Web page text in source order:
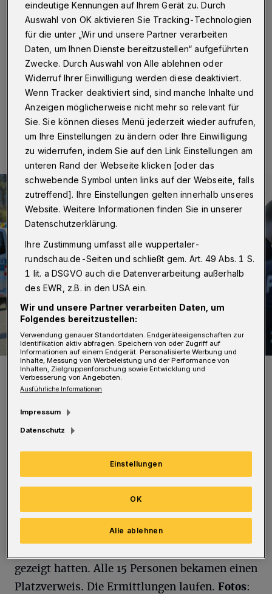
Wuppertal·Die Wuppertaler Polizei musste am
Mittwochabend (31. März 2021) auf die Wuppertaler
Nordbahntrasse ausrücken. Ein Zeuge hatte eine
Schlägerei mit etwa 15 Personen gemeldet.
01.04.2021 , 08:39 Uhr Eine Minute Lesezeit
Die Polizei sorgte rasch für Ruhe.
Foto: Christoph Petersen
Zahlreiche Einsatzkräfte fuhren daraufhin
zum Bahnhof Wichlinghausen. Sie brachten
die Lage schnell unter Kontrolle. Mehrere
Personen wurden kontrolliert und zum Teil
durchsucht. Einigen mussten Handschellen
gezeigt hatten. Alle 15 Personen bekamen einen
Platzverweis. Die Ermittlungen laufen. Fotos:
eindeutige Kennungen auf Ihrem Gerät zu. Durch
Auswahl von OK aktivieren Sie Tracking-Technologien
für die unter „Wir und unsere Partner verarbeiten
Daten, um Ihnen Dienste bereitzustellen“ aufgeführten
Zwecke. Durch Auswahl von Alle ablehnen oder
Widerruf Ihrer Einwilligung werden diese deaktiviert.
Wenn Tracker deaktiviert sind, sind manche Inhalte und
Anzeigen möglicherweise nicht mehr so relevant für
Sie. Sie können dieses Menü jederzeit wieder aufrufen,
um Ihre Einstellungen zu ändern oder Ihre Einwilligung
zu widerrufen, indem Sie auf den Link Einstellungen am
unteren Rand der Webseite klicken [oder das
schwebende Symbol unten links auf der Webseite, falls
zutreffend]. Ihre Einstellungen gelten innerhalb unseres
Website. Weitere Informationen finden Sie in unserer
Datenschutzerklärung.
Ihre Zustimmung umfasst alle wuppertaler-
rundschau.de-Seiten und schließt gem. Art. 49 Abs. 1 S.
1 lit. a DSGVO auch die Datenverarbeitung außerhalb
des EWR, z.B. in den USA ein.
Wir und unsere Partner verarbeiten Daten, um
Folgendes bereitzustellen:
Verwendung genauer Standortdaten. Endgeräteeigenschaften zur
Identifikation aktiv abfragen. Speichern von oder Zugriff auf
Informationen auf einem Endgerät. Personalisierte Werbung und
Inhalte, Messung von Werbeleistung und der Performance von
Inhalten, Zielgruppenforschung sowie Entwicklung und
Verbesserung von Angeboten.
Ausführliche Informationen
Impressum
Datenschutz
Einstellungen
Alle ablehnen
OK